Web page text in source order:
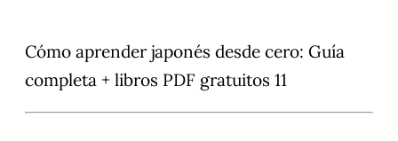
Cómo aprender japonés desde cero: Guía
completa + libros PDF gratuitos 11